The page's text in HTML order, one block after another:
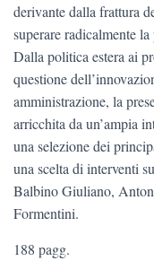
derivante dalla frattura
superare radicalmente
Dalla politica estera ai
questione
amministrazione, la
arricchita da un’ampia
una selezione dei
una scelta di interventi
Balbino Giuliano,
Formentini.
188 pagg.